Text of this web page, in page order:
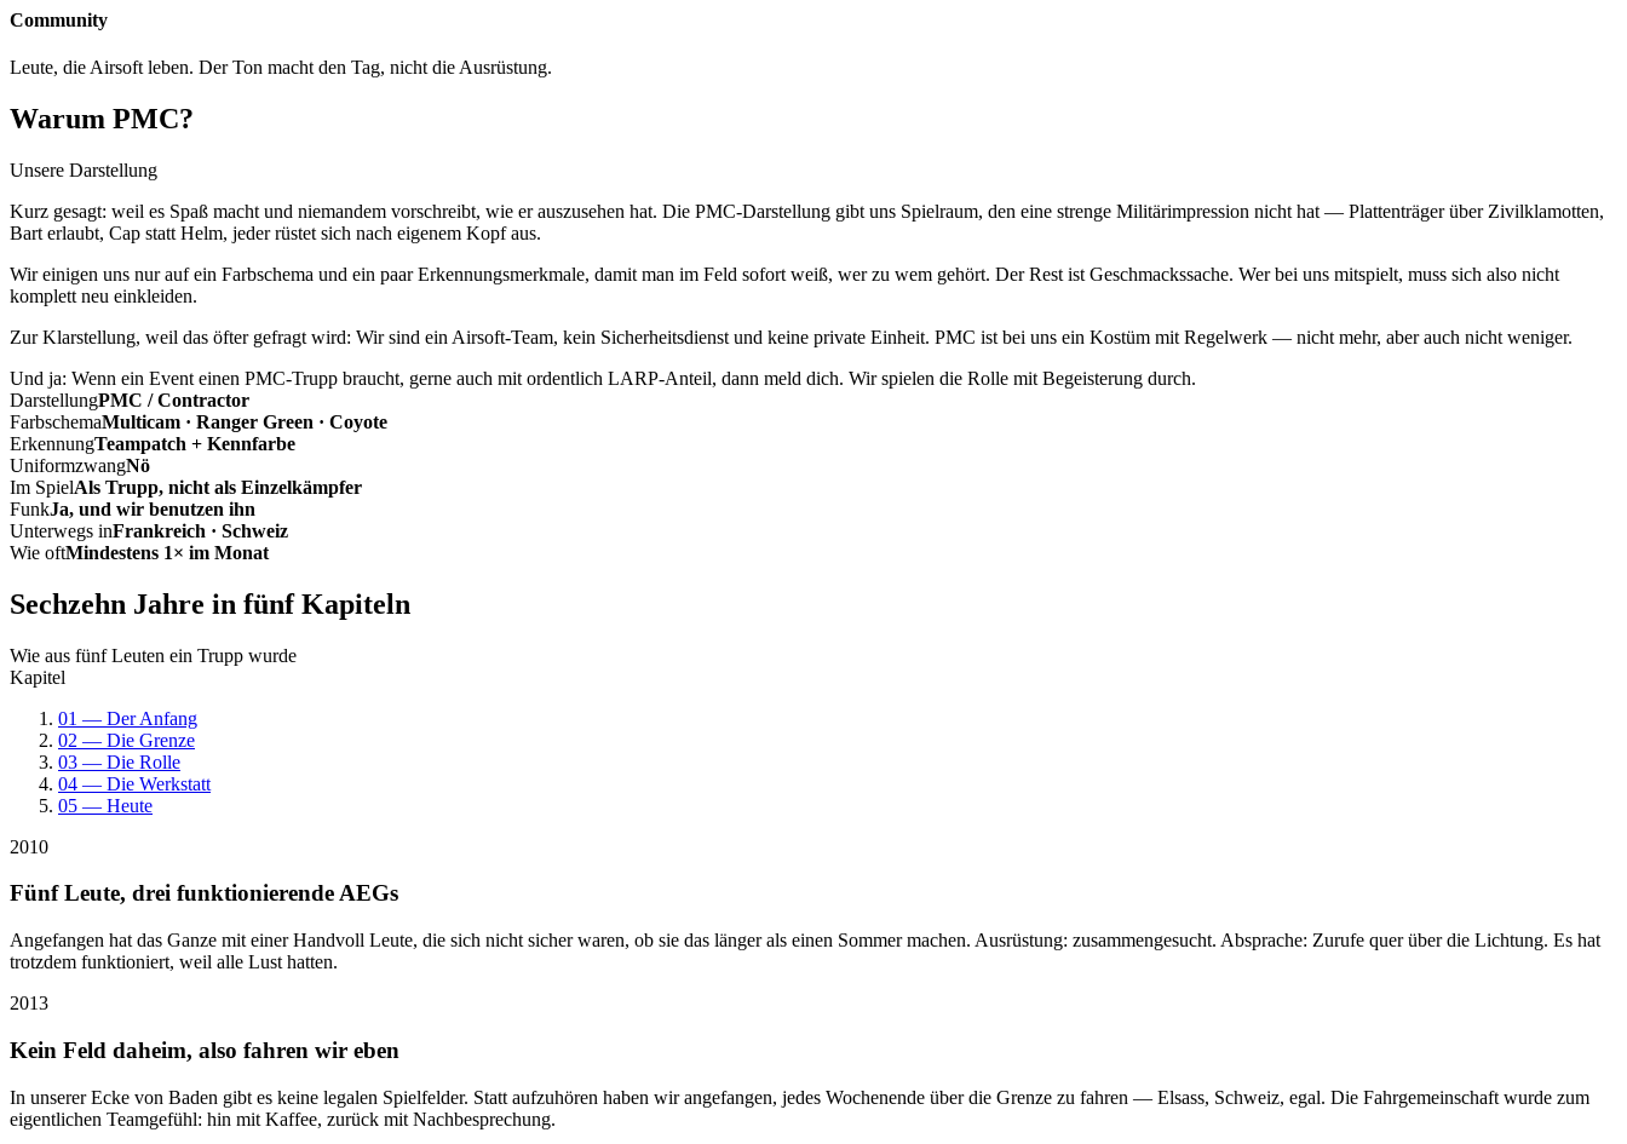
Community
Leute, die Airsoft leben. Der Ton macht den Tag, nicht die Ausrüstung.
Warum PMC?
Unsere Darstellung
Kurz gesagt: weil es Spaß macht und niemandem vorschreibt, wie er auszusehen hat. Die PMC-Darstellung gibt uns Spielraum, den eine strenge Militärimpression nicht hat — Plattenträger über Zivilklamotten,
Bart erlaubt, Cap statt Helm, jeder rüstet sich nach eigenem Kopf aus.
Wir einigen uns nur auf ein Farbschema und ein paar Erkennungsmerkmale, damit man im Feld sofort weiß, wer zu wem gehört. Der Rest ist Geschmackssache. Wer bei uns mitspielt, muss sich also nicht
komplett neu einkleiden.
Zur Klarstellung, weil das öfter gefragt wird: Wir sind ein Airsoft-Team, kein Sicherheitsdienst und keine private Einheit. PMC ist bei uns ein Kostüm mit Regelwerk — nicht mehr, aber auch nicht weniger.
Und ja: Wenn ein Event einen PMC-Trupp braucht, gerne auch mit ordentlich LARP-Anteil, dann meld dich. Wir spielen die Rolle mit Begeisterung durch.
DarstellungPMC / Contractor
FarbschemaMulticam · Ranger Green · Coyote
ErkennungTeampatch + Kennfarbe
UniformzwangNö
Im SpielAls Trupp, nicht als Einzelkämpfer
FunkJa, und wir benutzen ihn
Unterwegs inFrankreich · Schweiz
Wie oftMindestens 1× im Monat
Sechzehn Jahre in fünf Kapiteln
Wie aus fünf Leuten ein Trupp wurde
Kapitel
01 — Der Anfang
02 — Die Grenze
03 — Die Rolle
04 — Die Werkstatt
05 — Heute
2010
Fünf Leute, drei funktionierende AEGs
Angefangen hat das Ganze mit einer Handvoll Leute, die sich nicht sicher waren, ob sie das länger als einen Sommer machen. Ausrüstung: zusammengesucht. Absprache: Zurufe quer über die Lichtung. Es hat
trotzdem funktioniert, weil alle Lust hatten.
2013
Kein Feld daheim, also fahren wir eben
In unserer Ecke von Baden gibt es keine legalen Spielfelder. Statt aufzuhören haben wir angefangen, jedes Wochenende über die Grenze zu fahren — Elsass, Schweiz, egal. Die Fahrgemeinschaft wurde zum
eigentlichen Teamgefühl: hin mit Kaffee, zurück mit Nachbesprechung.